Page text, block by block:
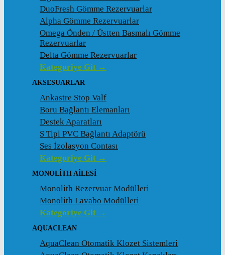
DuoFresh Gömme Rezervuarlar
Alpha Gömme Rezervuarlar
Omega Önden / Üstten Basmalı Gömme
Rezervuarlar
Delta Gömme Rezervuarlar
Kategoriye Git →
AKSESUARLAR
Ankastre Stop Valf
Boru Bağlantı Elemanları
Destek Aparatları
S Tipi PVC Bağlantı Adaptörü
Ses İzolasyon Contası
Kategoriye Git →
MONOLITH AILESI
Monolith Rezervuar Modülleri
Monolith Lavabo Modülleri
Kategoriye Git →
AQUACLEAN
AquaClean Otomatik Klozet Sistemleri